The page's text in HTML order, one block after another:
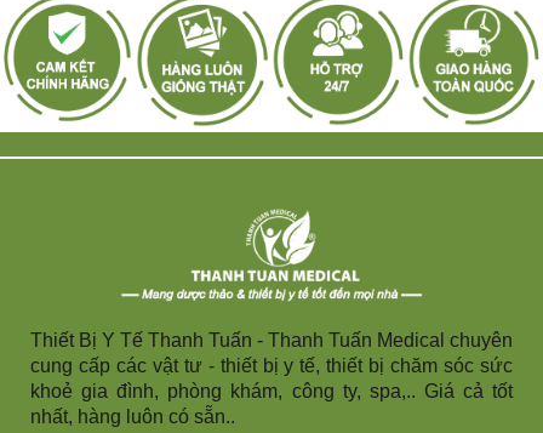
Thiết Bị Y Tế Thanh Tuấn - Thanh Tuấn Medical chuyên
cung cấp các vật tư - thiết bị y tế, thiết bị chăm sóc sức
khoẻ gia đình, phòng khám, công ty, spa,.. Giá cả tốt
nhất, hàng luôn có sẵn..